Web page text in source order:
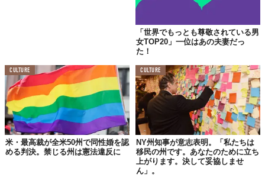
大理石の長い廊下は、柔らかい日差しが中庭から届く、シックな
リビングルームへと続いています。広いキッチンは大理石の天板
と木製のフロアのコントラスト。このほか、8つのベッドルームに
9つのバスルーム。パティオ風の中庭が気持ちよさそう。
敷地はおよそ1/4エーカー（約4,000平方メートル）というから、
大豪邸であることは間違いないでしょう。けれど、近隣のド派手
な家々と比較すると、外観は質素そのものだと、地元の不動産会
社「McFadden Group」は補足しています。
およそ100年前に建てられた家は、改修工事をされながら、人の
手を渡り、大切に使われてきたそうです。私人となったオバマは
「世界でもっとも尊敬されている男
女TOP20」一位はあの夫妻だっ
た！
CULTURE
米・最高裁が全米50州で同性婚を認
める判決。禁じる州は憲法違反に
CULTURE
NY州知事が意志表明。「私たちは
移民の州です。あなたのために立ち
上がります。決して妥協しませ
ん」。